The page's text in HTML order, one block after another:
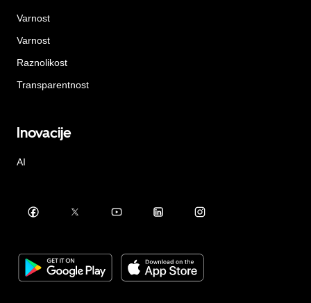
Varnost
Varnost
Raznolikost
Transparentnost
Inovacije
AI